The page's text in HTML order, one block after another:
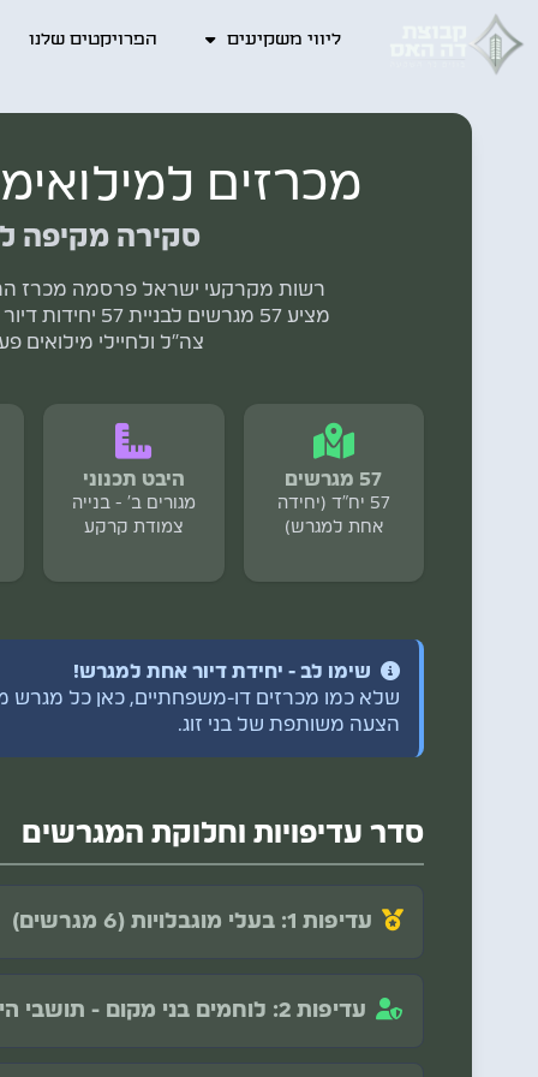
ליווי משקיעים הפרויקטים שלנו
מכרזים
סקירה מקיפה
רשות מקרקעי ישראל פרסמה מכרז
מציע 57
צה"ל ולחיילי מילואים
57 מגרשים
57 יח"ד (יחידה
אחת למגרש)
היבט תכנוני
מגורים ב' - בנייה
צמודת קרקע
שימו לב - יחידת דיור אחת למגרש!
שלא כמו מכרזים דו-משפחתיים, כאן כל מגרש
הצעה משותפת של בני זוג.
סדר עדיפויות וחלוקת המגרשים
עדיפות 1: בעלי מוגבלויות (6 מגרשים)
עדיפות 2: לוחמים בני מקום - תושבי היישוב (15 מגרשים)